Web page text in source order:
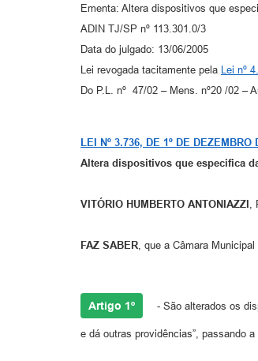
Ementa: Altera dispositivos que
ADIN TJ/SP nº 113.301.0/3
Data do julgado: 13/06/2005
Lei revogada tacitamente pela Lei nº
Do P.L. nº 47/02 – Mens. nº20 /02 –
LEI Nº 3.736, DE 1º DE DEZEMBRO
Altera dispositivos que especifica
VITÓRIO HUMBERTO ANTONIAZZI
FAZ SABER , que a Câmara
Artigo 1º - São alterados os
e dá outras providências”, passando